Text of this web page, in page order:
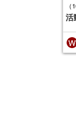
（
活